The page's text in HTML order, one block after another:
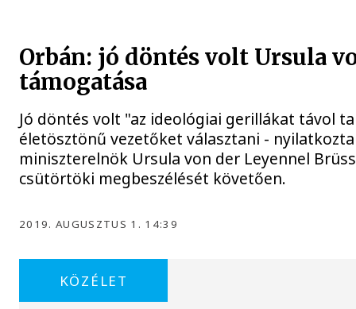
Orbán: jó döntés volt Ursula
támogatása
Jó döntés volt "az ideológiai gerillákat távol
életösztönű vezetőket választani -
miniszterelnök Ursula von der Leyennel
csütörtöki megbeszélését követően.
2019. AUGUSZTUS 1. 14:39
KÖZÉLET